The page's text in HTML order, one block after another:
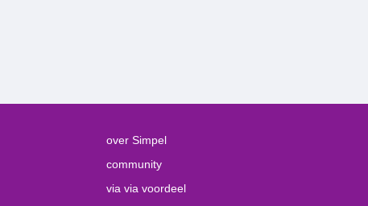
over Simpel
community
via via voordeel